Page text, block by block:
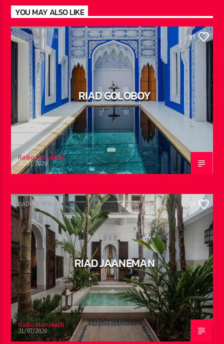
YOU MAY ALSO LIKE
RIADS ☆☆☆☆ 97
RIAD GOLOBOY
Radio Marrakech
31/07/2026
RIADS ☆☆☆☆ 57
RIAD JAANEMAN
Radio Marrakech
31/07/2026